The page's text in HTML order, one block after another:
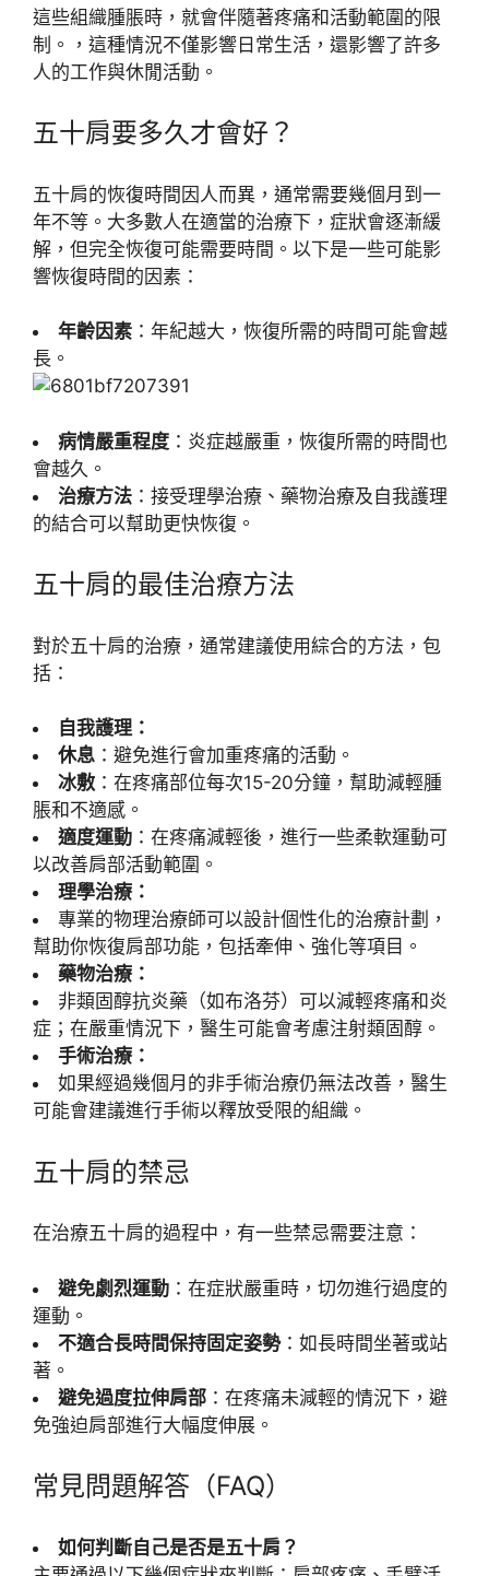
這些組織腫脹時，就會伴隨著疼痛和活動範圍的限
制。，這種情況不僅影響日常生活，還影響了許多
人的工作與休閒活動。
五十肩要多久才會好？
五十肩的恢復時間因人而異，通常需要幾個月到一
年不等。大多數人在適當的治療下，症狀會逐漸緩
解，但完全恢復可能需要時間。以下是一些可能影
響恢復時間的因素：
年齡因素 ：年紀越大，恢復所需的時間可能會越
長。
病情嚴重程度 ：炎症越嚴重，恢復所需的時間也
會越久。
治療方法 ：接受理學治療、藥物治療及自我護理
的結合可以幫助更快恢復。
五十肩的最佳治療方法
對於五十肩的治療，通常建議使用綜合的方法，包
括：
自我護理：
休息 ：避免進行會加重疼痛的活動。
冰敷 ：在疼痛部位每次15-20分鐘，幫助減輕腫
脹和不適感。
適度運動 ：在疼痛減輕後，進行一些柔軟運動可
以改善肩部活動範圍。
理學治療：
專業的物理治療師可以設計個性化的治療計劃，
幫助你恢復肩部功能，包括牽伸、強化等項目。
藥物治療：
非類固醇抗炎藥（如布洛芬）可以減輕疼痛和炎
症；在嚴重情況下，醫生可能會考慮注射類固醇。
手術治療：
如果經過幾個月的非手術治療仍無法改善，醫生
可能會建議進行手術以釋放受限的組織。
五十肩的禁忌
在治療五十肩的過程中，有一些禁忌需要注意：
避免劇烈運動 ：在症狀嚴重時，切勿進行過度的
運動。
不適合長時間保持固定姿勢：如長時間坐著或站
著。
避免過度拉伸肩部 ：在疼痛未減輕的情況下，避
免強迫肩部進行大幅度伸展。
常見問題解答（FAQ）
如何判斷自己是否是五十肩？